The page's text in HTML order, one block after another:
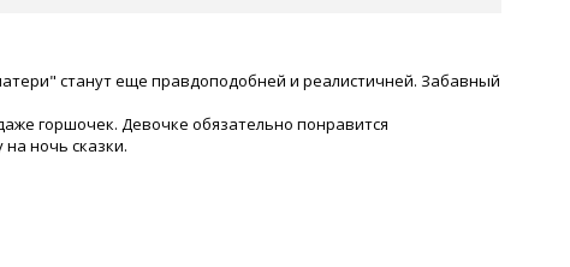
станут еще правдоподобней и реалистичней. Забавный
горшочек. Девочке обязательно понравится
ночь сказки.